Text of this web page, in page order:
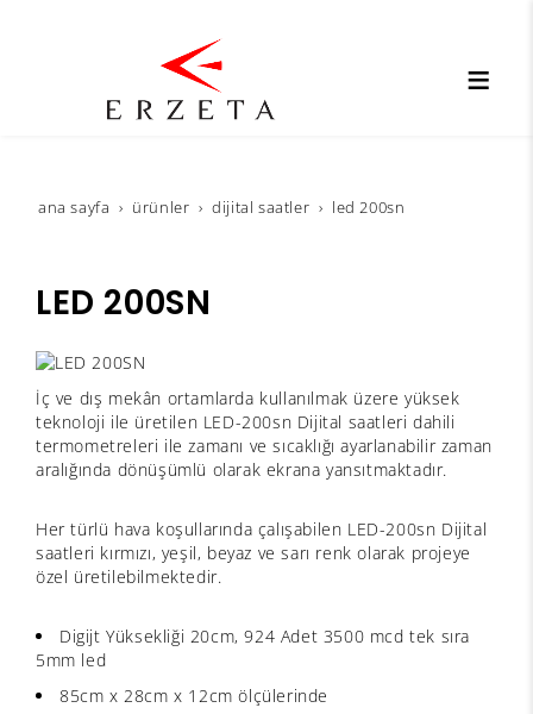
ana sayfa ürünler dijital saatler led 200sn
LED 200SN
İç ve dış mekân ortamlarda kullanılmak üzere yüksek
teknoloji ile üretilen LED-200sn Dijital saatleri dahili
termometreleri ile zamanı ve sıcaklığı ayarlanabilir zaman
aralığında dönüşümlü olarak ekrana yansıtmaktadır.
Her türlü hava koşullarında çalışabilen LED-200sn Dijital
saatleri kırmızı, yeşil, beyaz ve sarı renk olarak projeye
özel üretilebilmektedir.
Digijt Yüksekliği 20cm, 924 Adet 3500 mcd tek sıra
5mm led
85cm x 28cm x 12cm ölçülerinde